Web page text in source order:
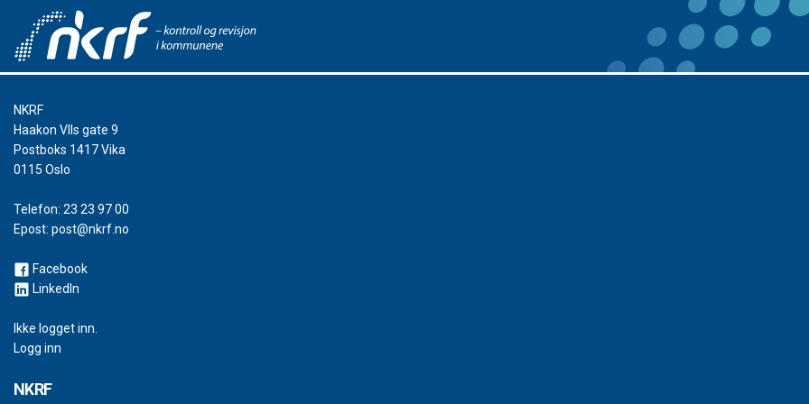
NKRF
Haakon VIIs gate 9
Postboks 1417 Vika
0115 Oslo
Telefon: 23 23 97 00
Epost: post@nkrf.no
Facebook
LinkedIn
Ikke logget inn.
Logg inn
NKRF